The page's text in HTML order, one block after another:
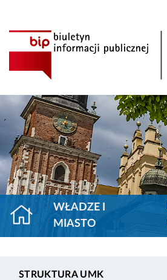
WŁADZE I
MIASTO
STRUKTURA UMK